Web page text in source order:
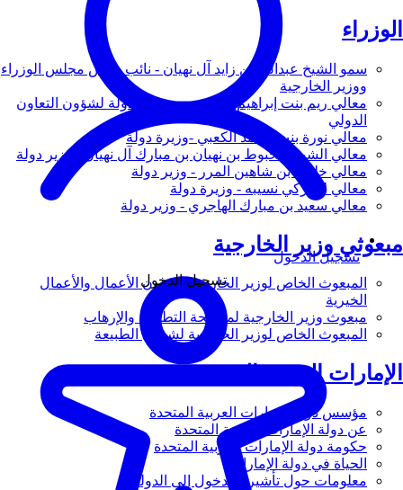
الوزراء
سمو الشيخ عبدالله بن زايد آل نهيان - نائب رئيس مجلس الوزراء
ووزير الخارجية
معالي ريم بنت إبراهيم الهاشمي - وزيرة دولة لشؤون التعاون
الدولي
معالي نورة بنت محمد الكعبي -وزيرة دولة
معالي الشيخ شخبوط بن نهيان بن مبارك آل نهيان - وزير دولة
معالي خليفة بن شاهين المرر - وزير دولة
معالي لانا زكي نسيبه - وزيرة دولة
معالي سعيد بن مبارك الهاجري - وزير دولة
مبعوثي وزير الخارجية
المبعوث الخاص لوزير الخارجية لشؤون الأعمال والأعمال
الخيرية
مبعوث وزير الخارجية لمكافحة التطرف والإرهاب
المبعوث الخاص لوزير الخارجية لشؤون الطبيعة
الإمارات العربية المتحدة
مؤسس دولة الإمارات العربية المتحدة
عن دولة الإمارات العربية المتحدة
حكومة دولة الإمارات العربية المتحدة
الحياة في دولة الإمارات
معلومات حول تأشيرة الدخول إلى الدولة
تسجيل الدخول
تسجيل الدخول